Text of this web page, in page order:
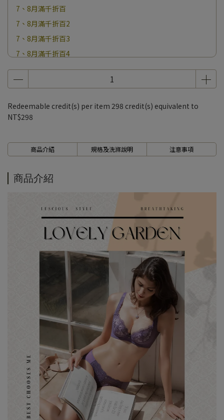
7、8月滿千折百
7、8月滿千折百2
7、8月滿千折百3
7、8月滿千折百4
7、8月滿千折百5
7、8月滿千折百8
7、8月滿千折百10
7、8月滿千折百11
7、8月滿千折百12
7、8月滿千折百15
7、8月滿千折百16
7、8月滿千折百17
7、8月滿千折百18
7、8月滿千折百19
7、8月滿千折百22
7、8月滿千折百24
7、8月滿千折百25
優惠加購
浪漫疊加｜全館滿4000贈貓耳眼罩組
Redeemable credit(s) per item 298 credit(s) equivalent to
NT$298
商品介紹 規格及洗滌說明 注意事項
商品介紹